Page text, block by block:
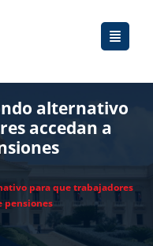
alternativo
accedan a
para que trabajadores
pensiones